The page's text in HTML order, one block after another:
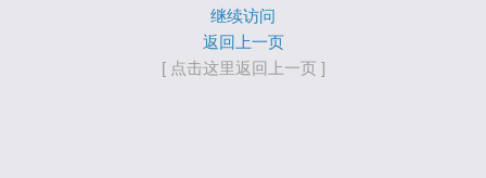
继续访问
返回上一页
[ 点击这里返回上一页 ]